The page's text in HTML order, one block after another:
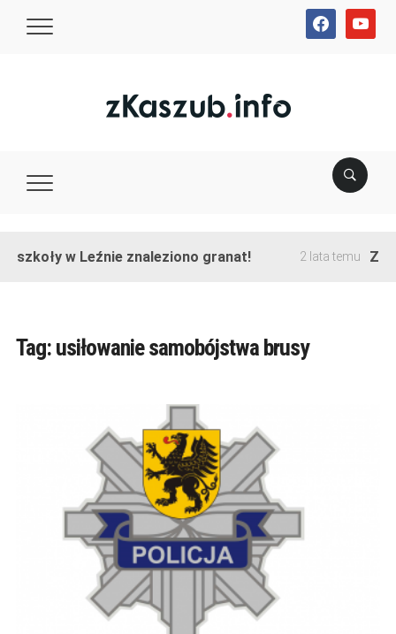
facebookyoutube
szkoły w Leźnie znaleziono granat! 2 lata temu
Tag: usiłowanie samobójstwa brusy